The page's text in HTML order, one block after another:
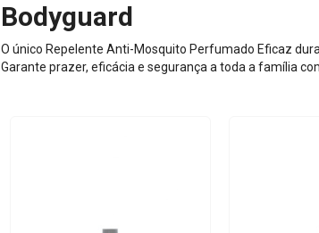
Bodyguard
O único Repelente Anti-Mosquito Perfumado Eficaz
Garante prazer, eficácia e segurança a toda a família